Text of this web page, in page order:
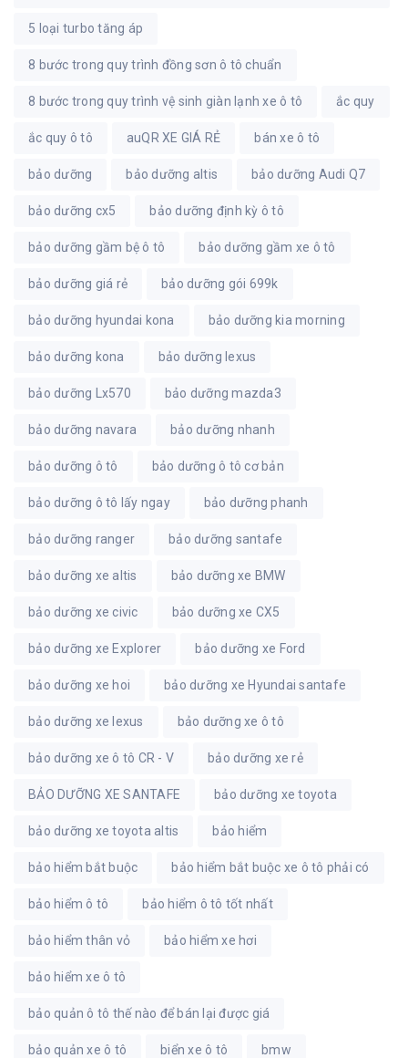
5 loại turbo tăng áp
8 bước trong quy trình đồng sơn ô tô chuẩn
8 bước trong quy trình vệ sinh giàn lạnh xe ô tô ắc quy
ắc quy ô tô auQR XE GIÁ RẺ bán xe ô tô
bảo dưỡng bảo dưỡng altis bảo dưỡng Audi Q7
bảo dưỡng cx5 bảo dưỡng định kỳ ô tô
bảo dưỡng gầm bệ ô tô bảo dưỡng gầm xe ô tô
bảo dưỡng giá rẻ bảo dưỡng gói 699k
bảo dưỡng hyundai kona bảo dưỡng kia morning
bảo dưỡng kona bảo dưỡng lexus
bảo dưỡng Lx570 bảo dưỡng mazda3
bảo dưỡng navara bảo dưỡng nhanh
bảo dưỡng ô tô bảo dưỡng ô tô cơ bản
bảo dưỡng ô tô lấy ngay bảo dưỡng phanh
bảo dưỡng ranger bảo dưỡng santafe
bảo dưỡng xe altis bảo dưỡng xe BMW
bảo dưỡng xe civic bảo dưỡng xe CX5
bảo dưỡng xe Explorer bảo dưỡng xe Ford
bảo dưỡng xe hoi bảo dưỡng xe Hyundai santafe
bảo dưỡng xe lexus bảo dưỡng xe ô tô
bảo dưỡng xe ô tô CR - V bảo dưỡng xe rẻ
BẢO DƯỠNG XE SANTAFE bảo dưỡng xe toyota
bảo dưỡng xe toyota altis bảo hiểm
bảo hiểm bắt buộc bảo hiểm bắt buộc xe ô tô phải có
bảo hiểm ô tô bảo hiểm ô tô tốt nhất
bảo hiểm thân vỏ bảo hiểm xe hơi
bảo hiểm xe ô tô
bảo quản ô tô thế nào để bán lại được giá
bảo quản xe ô tô biển xe ô tô bmw